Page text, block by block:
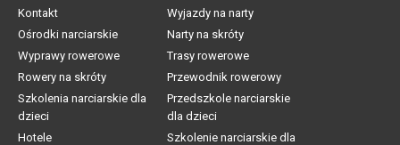
Kontakt
Wyjazdy na narty
Ośrodki narciarskie
Narty na skróty
Wyprawy rowerowe
Trasy rowerowe
Rowery na skróty
Przewodnik rowerowy
Szkolenia narciarskie dla
dzieci
Przedszkole narciarskie
dla dzieci
Hotele
Szkolenie narciarskie dla